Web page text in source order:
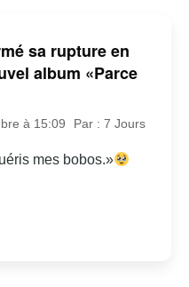
sa rupture en
album «Parce
à 15:09 Par : 7 Jours
mes bobos.»